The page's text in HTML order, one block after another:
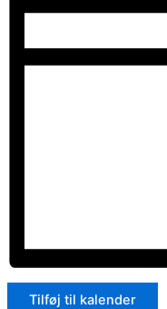
Tilføj til kalender